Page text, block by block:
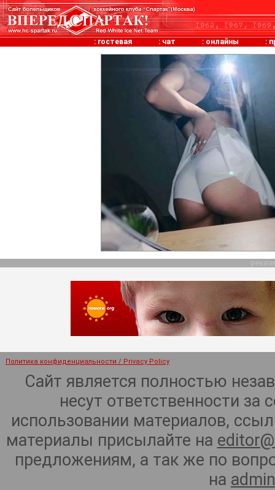
: гостевая : чат : онлайны :
Политика конфиденциальности / Privacy Policy
Сайт является полностью
несут ответственности
использовании материалов,
материалы присылайте на
предложениям, а так же по
на